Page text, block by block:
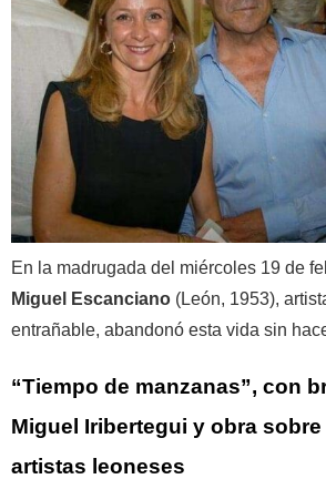
En la madrugada del miércoles 19 de
Miguel Escanciano (León, 1953),
entrañable, abandonó esta vida sin
“Tiempo de manzanas”, con
Miguel Iribertegui y obra sobre
artistas leoneses